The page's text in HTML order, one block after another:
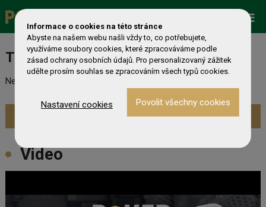
Turnaj nebyl nalezen
Nebyl nalezen odpovídající turnaj. Prevděpodobně již skončil.
Zobrazit aktuální turnaje »
Video
Informace o cookies na této stránce
Abyste na našem webu našli vždy to, co potřebujete,
využíváme soubory cookies, které zpracováváme podle
zásad ochrany osobních údajů. Pro personalizovaný zážitek
udělte prosím souhlas se zpracováním všech typů cookies.
Nastavení cookies